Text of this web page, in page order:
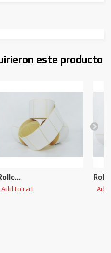
este producto
Add to cart Add